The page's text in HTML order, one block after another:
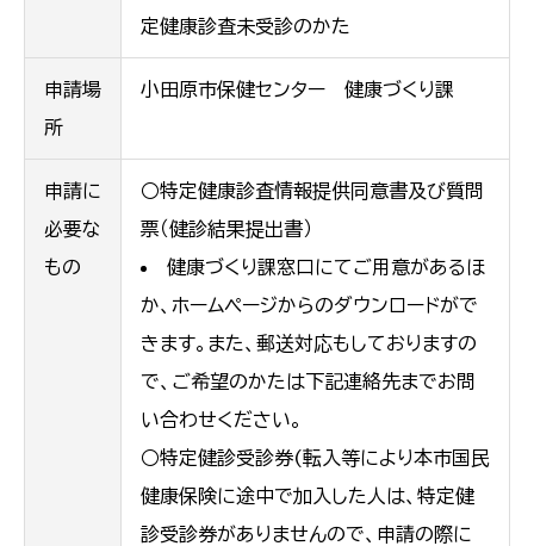
定健康診査未受診のかた
申請場
所
小田原市保健センター 健康づくり課
申請に
必要な
もの
○特定健康診査情報提供同意書及び質問
票（健診結果提出書）
健康づくり課窓口にてご用意があるほ
か、ホームページからのダウンロードがで
きます。また、郵送対応もしておりますの
で、ご希望のかたは下記連絡先までお問
い合わせください。
○特定健診受診券(転入等により本市国民
健康保険に途中で加入した人は、特定健
診受診券がありませんので、申請の際に